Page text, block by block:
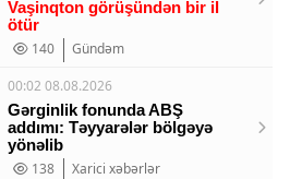
Vaşinqton görüşündən bir il
ötür
140
Gündəm
00:02 08.08.2026
Gərginlik fonunda ABŞ
addımı: Təyyarələr bölgəyə
yönəlib
138
Xarici xəbərlər